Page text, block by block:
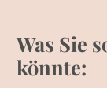
Was Sie
könnte: